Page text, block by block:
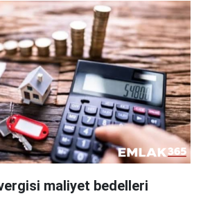
maliyet bedelleri